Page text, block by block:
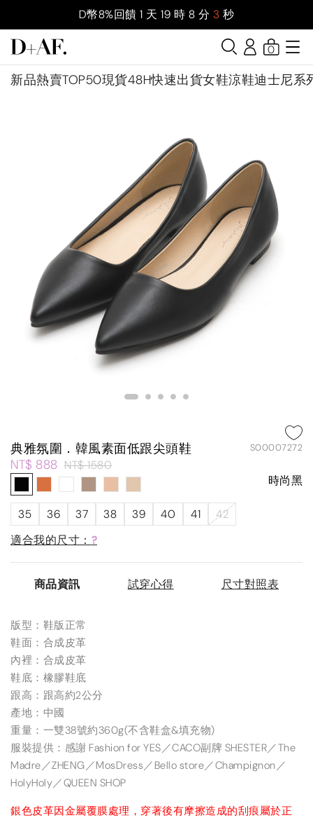
D幣8%回饋 1 天 19 時 8 分 2 秒
新品熱賣TOP50現貨48H快速出貨女鞋涼鞋迪士尼系
0
典雅氛圍．韓風素面低跟尖頭鞋 S00007272
NT$ 888 NT$ 1580
時尚黑
35 36 37 38 39 40 41
42
適合我的尺寸： ?
商品資訊 試穿心得 尺寸對照表
版型：鞋版正常
鞋面：合成皮革
內裡：合成皮革
鞋底：橡膠鞋底
跟高：跟高約2公分
產地：中國
重量：一雙38號約360g(不含鞋盒&填充物)
服裝提供：感謝 Fashion for YES／CACO副牌 SHESTER／The
Madre／ZHENG／MosDress／Bello store／Champignon／
HolyHoly／QUEEN SHOP
銀色皮革因金屬覆膜處理，穿著後有摩擦造成的刮痕屬於正